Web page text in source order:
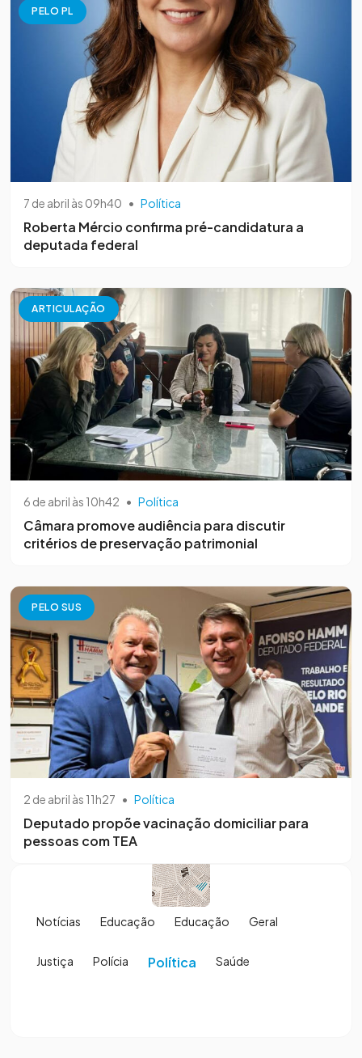
PELO PL
7 de abril às 09h40 • Política
Roberta Mércio confirma pré-candidatura a
deputada federal
ARTICULAÇÃO
6 de abril às 10h42 • Política
Câmara promove audiência para discutir
critérios de preservação patrimonial
PELO SUS
2 de abril às 11h27 • Política
Deputado propõe vacinação domiciliar para
pessoas com TEA
Notícias Educação Educação Geral
Justiça Polícia Política Saúde